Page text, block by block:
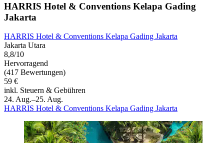
HARRIS Hotel & Conventions Kelapa Gading
Jakarta
HARRIS Hotel & Conventions Kelapa Gading Jakarta
Jakarta Utara
8,8/10
Hervorragend
(417 Bewertungen)
59 €
inkl. Steuern & Gebühren
24. Aug.–25. Aug.
HARRIS Hotel & Conventions Kelapa Gading Jakarta